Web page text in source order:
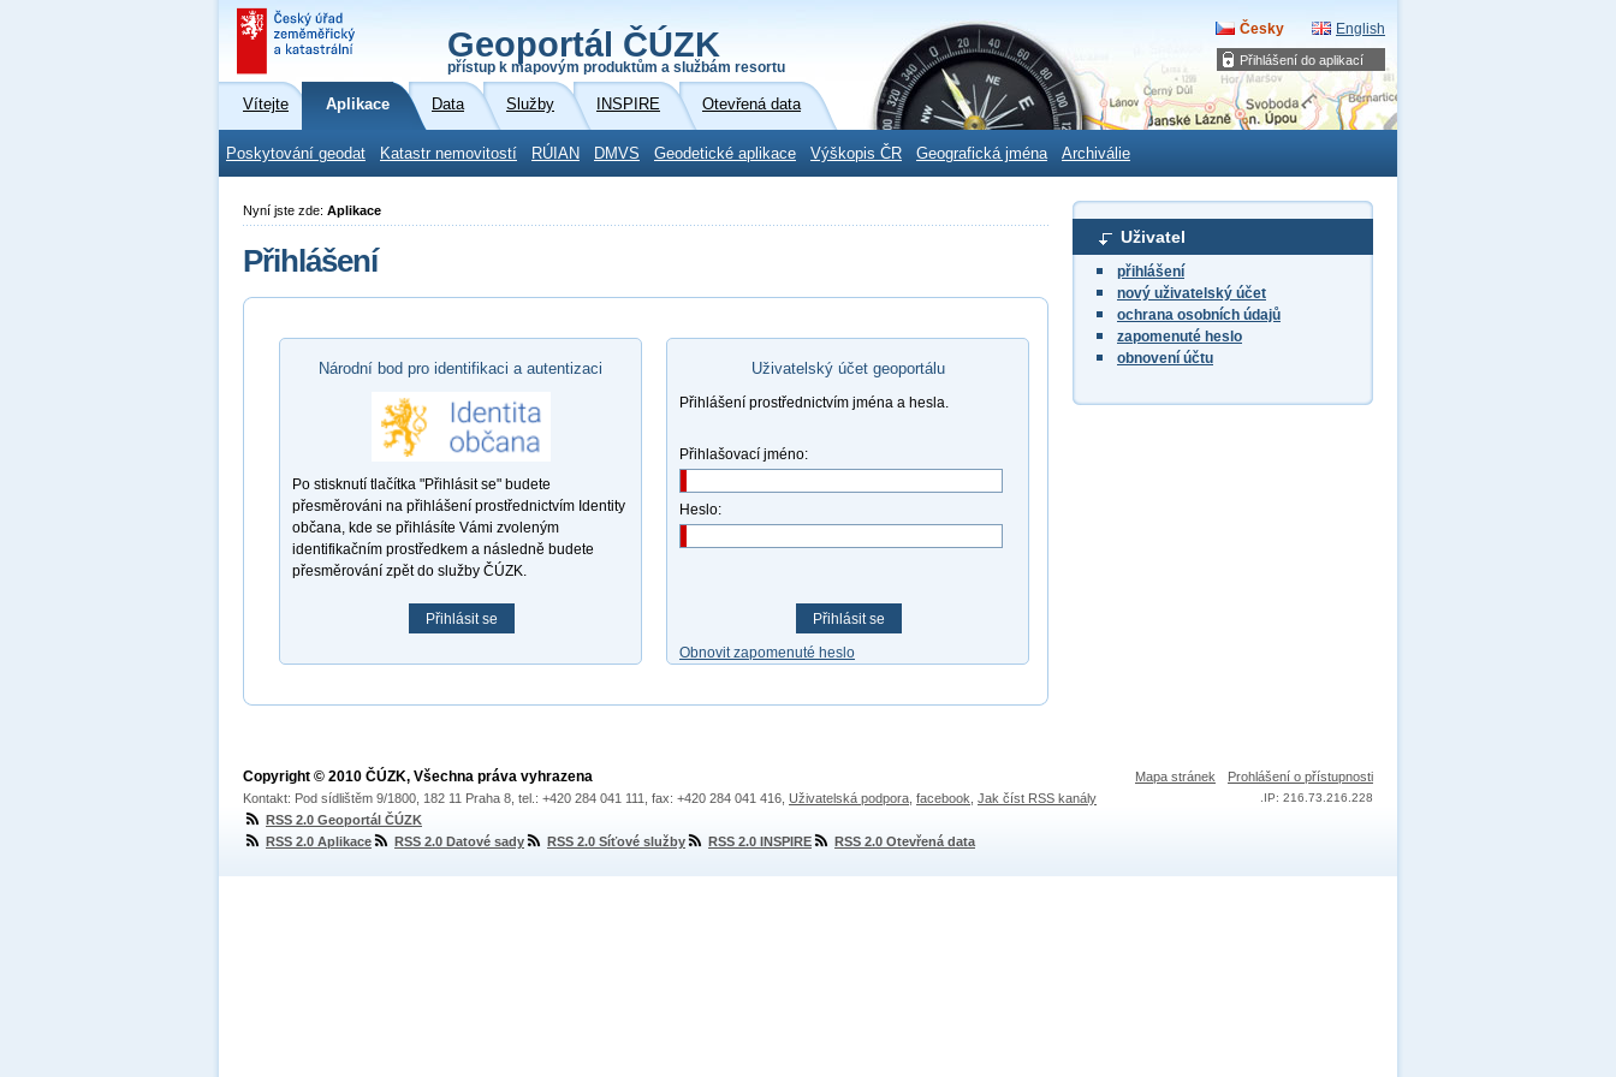
Přihlášení do aplikací
Geoportál ČÚZK
přístup k mapovým produktům a službám resortu
Česky English
Vítejte Aplikace Data Služby INSPIRE Otevřená data
Poskytování geodat Katastr nemovitostí RÚIAN DMVS Geodetické aplikace Výškopis ČR Geografická jména Archiválie
Uživatel
přihlášení
nový uživatelský účet
ochrana osobních údajů
zapomenuté heslo
obnovení účtu
Nyní jste zde: Aplikace
Přihlášení
Národní bod pro identifikaci a autentizaci
Po stisknutí tlačítka "Přihlásit se" budete
přesměrováni na přihlášení prostřednictvím Identity
občana, kde se přihlásíte Vámi zvoleným
identifikačním prostředkem a následně budete
přesměrování zpět do služby ČÚZK.
Přihlásit se
Uživatelský účet geoportálu
Přihlášení prostřednictvím jména a hesla.
Přihlašovací jméno:
Heslo:
Přihlásit se
Obnovit zapomenuté heslo
Mapa stránek Prohlášení o přístupnosti
IP: 216.73.216.228
Copyright © 2010 ČÚZK, Všechna práva vyhrazena
Kontakt: Pod sídlištěm 9/1800, 182 11 Praha 8, tel.: +420 284 041 111, fax: +420 284 041 416, Uživatelská podpora facebook Jak číst RSS kanály
RSS 2.0 Geoportál ČÚZK
RSS 2.0 Aplikace
RSS 2.0 Datové sady RSS 2.0 Síťové služby RSS 2.0 INSPIRE RSS 2.0 Otevřená data